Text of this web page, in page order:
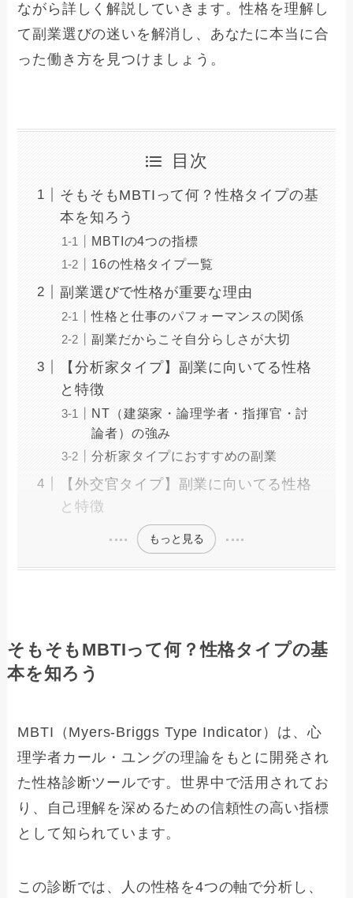
ながら詳しく解説していきます。性格を理解し
て副業選びの迷いを解消し、あなたに本当に合
った働き方を見つけましょう。
目次
そもそもMBTIって何？性格タイプの基
本を知ろう
MBTIの4つの指標
16の性格タイプ一覧
副業選びで性格が重要な理由
性格と仕事のパフォーマンスの関係
副業だからこそ自分らしさが大切
【分析家タイプ】副業に向いてる性格
と特徴
NT（建築家・論理学者・指揮官・討
論者）の強み
分析家タイプにおすすめの副業
【外交官タイプ】副業に向いてる性格
と特徴
もっと見る
そもそもMBTIって何？性格タイプの基
本を知ろう
MBTI（Myers-Briggs Type Indicator）は、心
理学者カール・ユングの理論をもとに開発され
た性格診断ツールです。世界中で活用されてお
り、自己理解を深めるための信頼性の高い指標
として知られています。
この診断では、人の性格を4つの軸で分析し、